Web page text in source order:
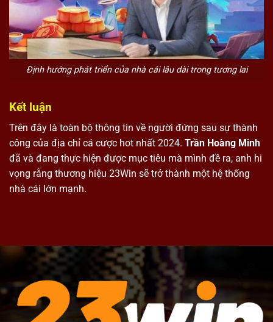
Định hướng phát triển của nhà cái lâu dài trong tương lai
Kết luận
Trên đây là toàn bộ thông tin về người đứng sau sự thành
công của địa chỉ cá cược hot nhất 2024. Trần Hoàng Minh
đã và đang thực hiện được mục tiêu mà mình đề ra, anh hi
vọng rằng thương hiệu 23Win sẽ trở thành một hệ thống
nhà cái lớn mạnh.